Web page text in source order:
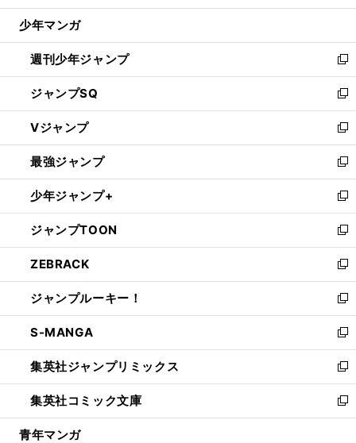
ウ
開
く
少年マンガ
週刊少年ジャンプ
新
し
い
ウ
ィ
ン
ド
ウ
で
開
く
ジャンプSQ
新
し
い
ウ
ィ
ン
ド
ウ
で
開
く
Vジャンプ
新
し
い
ウ
ィ
ン
ド
ウ
で
開
く
最強ジャンプ
新
し
い
ウ
ィ
ン
ド
ウ
で
開
く
少年ジャンプ+
新
し
い
ウ
ィ
ン
ド
ウ
で
開
く
ジャンプTOON
新
し
い
ウ
ィ
ン
ド
ウ
で
開
く
ZEBRACK
新
し
い
ウ
ィ
ン
ド
ウ
で
開
ジャンプルーキー！
新
し
い
ウ
ィ
ン
ド
ウ
S-MANGA
新
し
い
ウ
ィ
ン
集英社ジャンプリミックス
新
し
い
ウ
集英社コミック文庫
新
し
青年マンガ